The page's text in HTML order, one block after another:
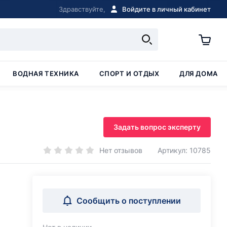
Здравствуйте, Войдите в личный кабинет
ВОДНАЯ ТЕХНИКА СПОРТ И ОТДЫХ ДЛЯ ДОМА
Задать вопрос эксперту
Нет отзывов Артикул: 10785
Сообщить о поступлении